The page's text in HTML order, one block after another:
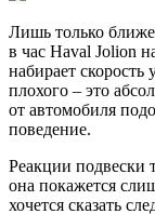
Лишь только
в час Haval Jolion
набирает
плохого – это
от автомобиля
поведение.
Реакции подвески
она покажется
хочется сказать